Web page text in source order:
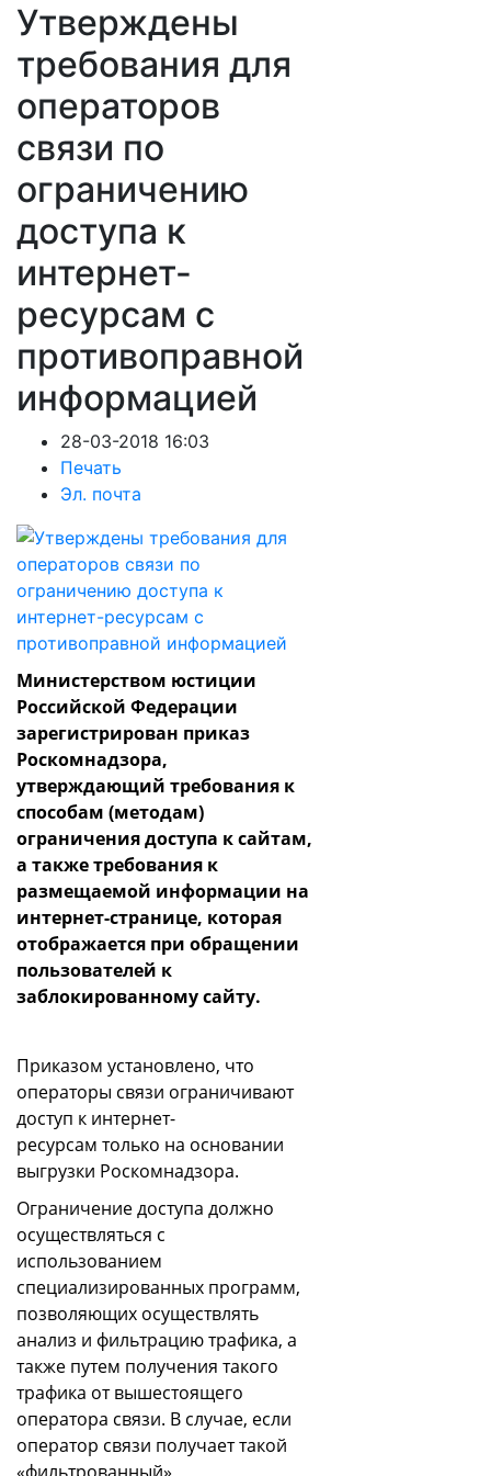
Утверждены
требования для
операторов
связи по
ограничению
доступа к
интернет-
ресурсам с
противоправной
информацией
28-03-2018 16:03
Печать
Эл. почта
Министерством юстиции
Российской Федерации
зарегистрирован приказ
Роскомнадзора,
утверждающий требования к
способам (методам)
ограничения доступа к сайтам,
а также требования к
размещаемой информации на
интернет-странице, которая
отображается при обращении
пользователей к
заблокированному сайту.
Приказом установлено, что
операторы связи ограничивают
доступ к интернет-
ресурсам только на основании
выгрузки Роскомнадзора.
Ограничение доступа должно
осуществляться с
использованием
специализированных программ,
позволяющих осуществлять
анализ и фильтрацию трафика, а
также путем получения такого
трафика от вышестоящего
оператора связи. В случае, если
оператор связи получает такой